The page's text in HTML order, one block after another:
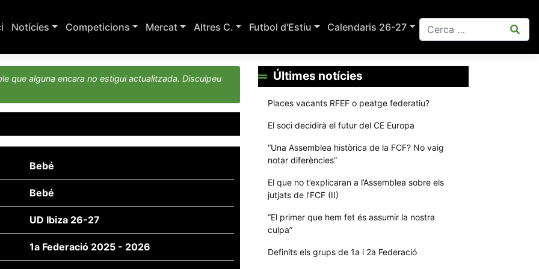
Notícies Competicions Mercat Altres C. Futbol d'Estiu Calendaris 26-27
que alguna encara no estigui actualitzada. Disculpeu
Bebé
Bebé
UD Ibiza 26-27
1a Federació 2025 - 2026
Últimes notícies
Places vacants RFEF o peatge federatiu?
El soci decidirà el futur del CE Europa
“Una Assemblea històrica de la FCF? No vaig
notar diferències”
El que no t’explicaran a l’Assemblea sobre els
jutjats de l’FCF (II)
“El primer que hem fet és assumir la nostra
culpa”
Definits els grups de 1a i 2a Federació